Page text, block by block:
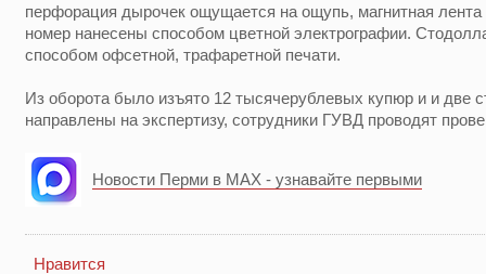
перфорация дырочек ощущается на ощупь, магнитная лента
номер нанесены способом цветной электрографии.
способом офсетной, трафаретной печати.
Из оборота было изъято 12 тысячерублевых купюр и и две
направлены на экспертизу, сотрудники ГУВД проводят
Новости Перми в MAX - узнавайте первыми
Нравится